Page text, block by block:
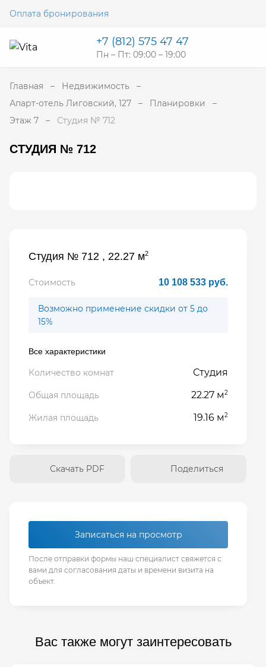
Оплата бронирования
+7 (812) 575 47 47
Пн – Пт: 09:00 – 19:00
Главная
Недвижимость
Апарт-отель Лиговский, 127
Планировки
Этаж 7
Студия № 712
СТУДИЯ № 712
Студия № 712 , 22.27 м2
Стоимость 10 108 533 руб.
Возможно применение скидки от 5 до
15%
Все характеристики
Количество комнат Студия
Общая площадь 22.27 м2
Жилая площадь 19.16 м2
Скачать PDF Поделиться
Записаться на просмотр
После отправки формы наш специалист свяжется с
вами для согласования даты и времени визита на
объект.
Вас также могут заинтересовать